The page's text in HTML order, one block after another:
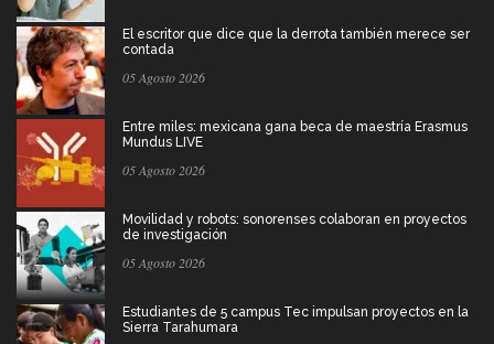
El escritor que dice que la derrota también merece ser
contada
05 Agosto 2026
Entre miles: mexicana gana beca de maestría Erasmus
Mundus LIVE
05 Agosto 2026
Movilidad y robots: sonorenses colaboran en proyectos
de investigación
05 Agosto 2026
Estudiantes de 5 campus Tec impulsan proyectos en la
Sierra Tarahumara